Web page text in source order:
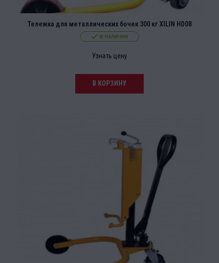
Тележка для металлических бочек 300 кг XILIN HD08
в наличии
Узнать цену
В КОРЗИНУ